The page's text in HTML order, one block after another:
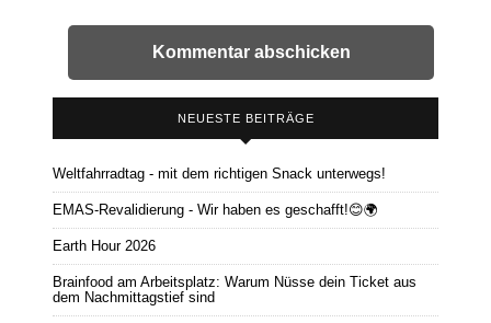
NEUESTE BEITRÄGE
Weltfahrradtag - mit dem richtigen Snack unterwegs!
EMAS-Revalidierung - Wir haben es geschafft!😊🌍
Earth Hour 2026
Brainfood am Arbeitsplatz: Warum Nüsse dein Ticket aus
dem Nachmittagstief sind